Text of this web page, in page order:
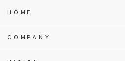
HOME
COMPANY